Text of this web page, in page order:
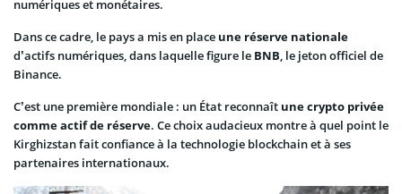
numériques et monétaires.
Dans ce cadre, le pays a mis en place une réserve nationale
d’actifs numériques, dans laquelle figure le BNB, le jeton officiel de
Binance.
C’est une première mondiale : un État reconnaît une crypto privée
comme actif de réserve. Ce choix audacieux montre à quel point le
Kirghizstan fait confiance à la technologie blockchain et à ses
partenaires internationaux.